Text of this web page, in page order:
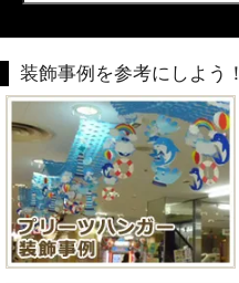
装飾事例を参考にしよう！